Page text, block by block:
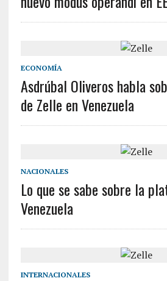
ECONOMÍA
Asdrúbal Oliveros habla
de Zelle en Venezuela
NACIONALES
Lo que se sabe sobre la
Venezuela
INTERNACIONALES